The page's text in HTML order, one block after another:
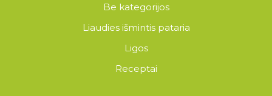
Be kategorijos
Liaudies išmintis pataria
Ligos
Receptai